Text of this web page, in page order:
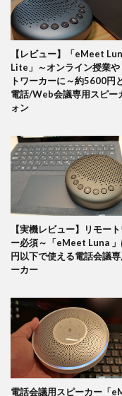
【レビュー】「eMeet
Lite」～オンライン授業や
トワーカーに～約5600円
電話/Web会議専用スピー
ォン
【実機レビュー】リモー
ー必須～「eMeet Luna
円以下で使える電話会議
ーカー
電話会議用スピーカー「